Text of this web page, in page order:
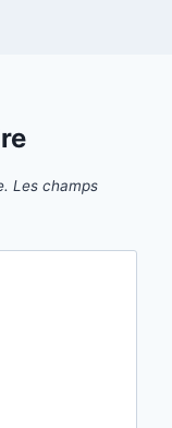
Les champs